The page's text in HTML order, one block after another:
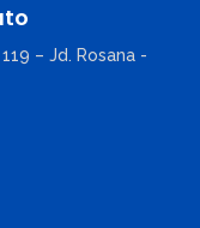
– Jd. Rosana -